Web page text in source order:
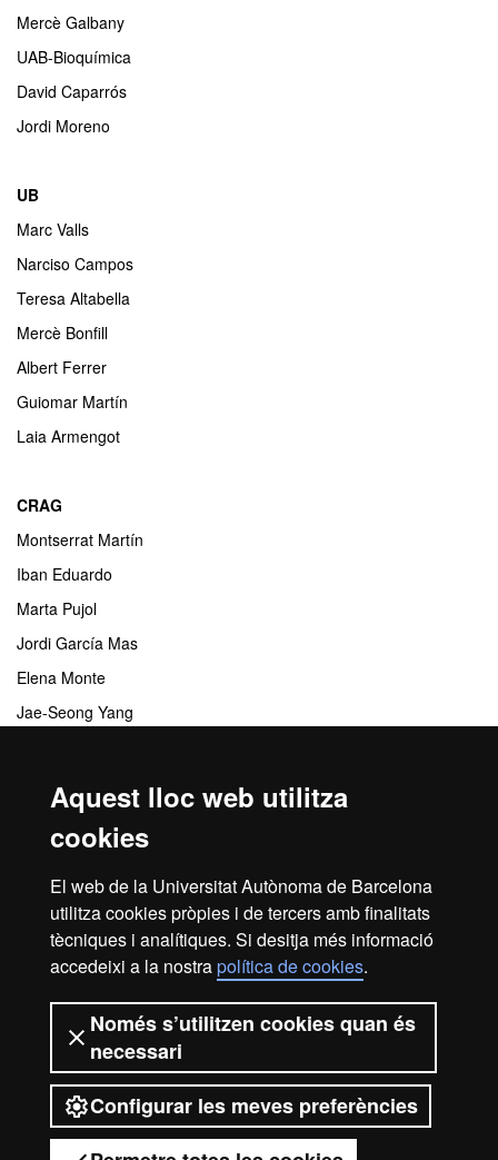
Aquest lloc web utilitza
cookies
El web de la Universitat Autònoma de Barcelona
utilitza cookies pròpies i de tercers amb finalitats
tècniques i analítiques. Si desitja més informació
accedeixi a la nostrapolítica de cookies.
Només s’utilitzen cookies quan és
necessari
Configurar les meves preferències
Mercè Galbany
UAB-Bioquímica
David Caparrós
Jordi Moreno
UB
Marc Valls
Narciso Campos
Teresa Altabella
Mercè Bonfill
Albert Ferrer
Guiomar Martín
Laia Armengot
CRAG
Montserrat Martín
Iban Eduardo
Marta Pujol
Jordi García Mas
Elena Monte
Jae-Seong Yang
Núria Sánchez Coll
Nicolas Bologna
Maria Lois
Werner Howad
Avís legal Protecció de dades
Sobre el web
Accessibilitat web
2026 Universitat Autònoma de
Barcelona